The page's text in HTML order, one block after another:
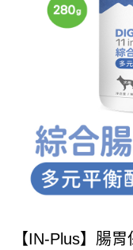
【IN-Plus】腸